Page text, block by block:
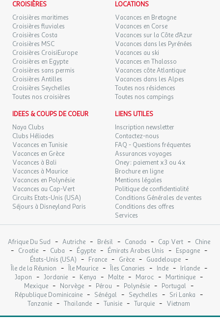
CROISIÈRES
Croisières maritimes
Croisières fluviales
Croisières Costa
Croisières MSC
Croisières CroisiEurope
Croisières en Egypte
Croisières sans permis
Croisières Antilles
Croisières Seychelles
Toutes nos croisières
LOCATIONS
Vacances en Bretagne
Vacances en Corse
Vacances sur la Côte d'Azur
Vacances dans les Pyrénées
Vacances au ski
Vacances en Thalasso
Vacances côte Atlantique
Vacances dans les Alpes
Toutes nos résidences
Toutes nos campings
IDEES & COUPS DE COEUR
Naya Clubs
Clubs Héliades
Vacances en Tunisie
Vacances en Grèce
Vacances à Bali
Vacances à Maurice
Vacances en Polynésie
Vacances au Cap-Vert
Circuits Etats-Unis (USA)
Séjours à Disneyland Paris
LIENS UTILES
Inscription newsletter
Contactez-nous
FAQ - Questions fréquentes
Assurances voyages
Oney : paiement x3 ou 4x
Brochure en ligne
Mentions légales
Politique de confidentialité
Conditions Générales de ventes
Conditions des offres
Services
Afrique Du Sud - Autriche - Brésil - Canada - Cap Vert - Chine
- Croatie - Cuba - Égypte - Émirats Arabes Unis - Espagne -
États-Unis (USA) - France - Grèce - Guadeloupe -
Île de la Réunion - Île Maurice - Îles Canaries - Inde - Irlande -
Japon - Jordanie - Kenya - Malte - Maroc - Martinique -
Mexique - Norvège - Pérou - Polynésie - Portugal -
République Dominicaine - Sénégal - Seychelles - Sri Lanka -
Tanzanie - Thaïlande - Tunisie - Turquie - Vietnam